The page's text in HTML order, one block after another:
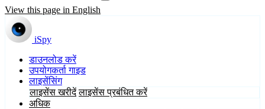
View this page in English
iSpy
डाउनलोड करें
उपयोगकर्ता गाइड
लाइसेंसिंग
लाइसेंस खरीदें लाइसेंस प्रबंधित करें
अधिक